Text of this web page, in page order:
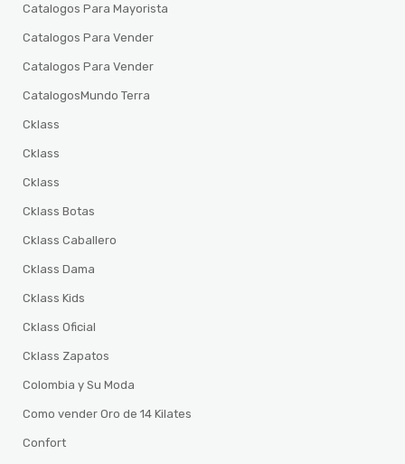
Catalogos Para Mayorista
Catalogos Para Vender
Catalogos Para Vender
CatalogosMundo Terra
Cklass
Cklass
Cklass
Cklass Botas
Cklass Caballero
Cklass Dama
Cklass Kids
Cklass Oficial
Cklass Zapatos
Colombia y Su Moda
Como vender Oro de 14 Kilates
Confort